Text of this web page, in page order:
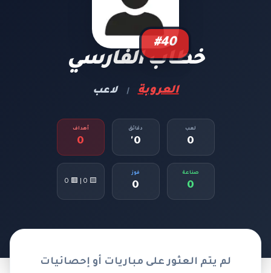
#40
خطاب الفارسي
العروبة | لاعب
لعب
0
دقائق
0'
أهداف
0
صناعة
0
فوز
0
🟨 0 | 🟥 0
لم يتم العثور على مباريات أو إحصائيات